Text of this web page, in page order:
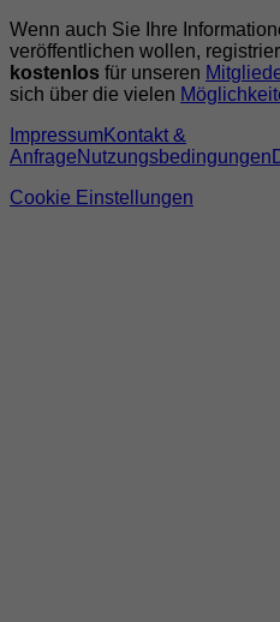
Wenn auch Sie Ihre
veröffentlichen wollen,
kostenlos für unseren
sich über die vielen
ImpressumKontakt &
AnfrageNutzungsbedingungen
Cookie Einstellungen